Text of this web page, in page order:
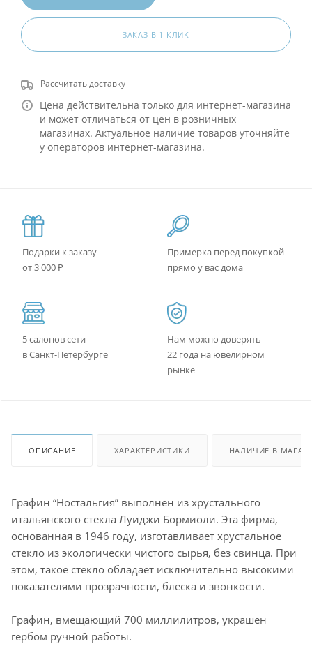
ЗАКАЗ В 1 КЛИК
Рассчитать доставку
Цена действительна только для интернет-магазина
и может отличаться от цен в розничных
магазинах. Актуальное наличие товаров уточняйте
у операторов интернет-магазина.
Подарки к заказу
от 3 000 ₽
Примерка перед покупкой
прямо у вас дома
5 салонов сети
в Санкт-Петербурге
Нам можно доверять -
22 года на ювелирном
рынке
ОПИСАНИЕ ХАРАКТЕРИСТИКИ НАЛИЧИЕ В
Графин “Ностальгия” выполнен из хрустального
итальянского стекла Луиджи Бормиоли. Эта фирма,
основанная в 1946 году, изготавливает хрустальное
стекло из экологически чистого сырья, без свинца. При
этом, такое стекло обладает исключительно высокими
показателями прозрачности, блеска и звонкости.
Графин, вмещающий 700 миллилитров, украшен
гербом ручной работы.